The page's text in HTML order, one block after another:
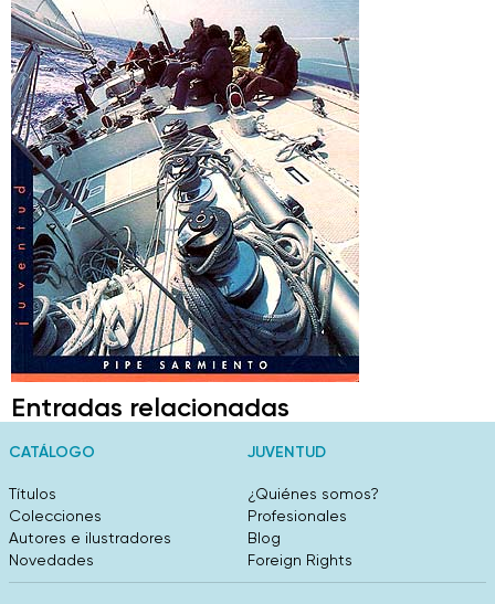
Entradas relacionadas
CATÁLOGO
Títulos
Colecciones
Autores e ilustradores
Novedades
JUVENTUD
¿Quiénes somos?
Profesionales
Blog
Foreign Rights